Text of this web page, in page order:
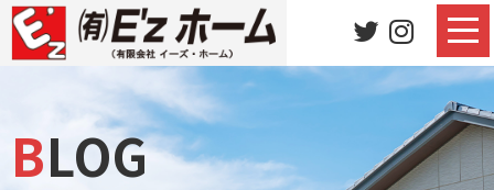
BLOG